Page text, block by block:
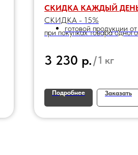
СКИДКА КАЖДЫЙ
СКИДКА - 15%
при покупках товара одного
готовой продукции
3 230 р. /1 кг
Подробнее Заказать